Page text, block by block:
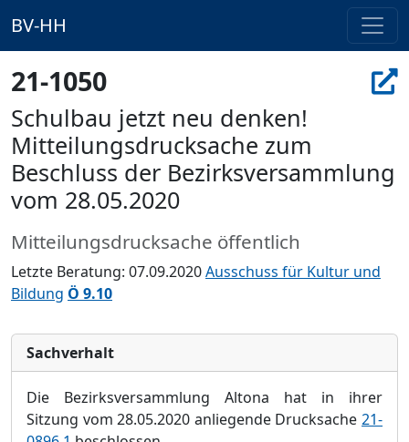
BV-HH
21-1050
Schulbau jetzt neu denken!
Mitteilungsdrucksache zum
Beschluss der Bezirksversammlung
vom 28.05.2020
Mitteilungsdrucksache öffentlich
Letzte Beratung: 07.09.2020Ausschuss für Kultur und
Bildung Ö 9.10
Sachverhalt
Die Bezirksversammlung Altona hat in ihrer
Sitzung vom 28.05.2020 anliegende Drucksache 21-